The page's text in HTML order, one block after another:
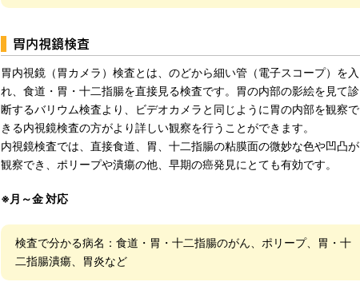
胃内視鏡検査
胃内視鏡（胃カメラ）検査とは、のどから細い管（電子スコープ）を入
れ、食道・胃・十二指腸を直接見る検査です。胃の内部の影絵を見て診
断するバリウム検査より、ビデオカメラと同じように胃の内部を観察で
きる内視鏡検査の方がより詳しい観察を行うことができます。
内視鏡検査では、直接食道、胃、十二指腸の粘膜面の微妙な色や凹凸が
観察でき、ポリープや潰瘍の他、早期の癌発見にとても有効です。
※月～金 対応
検査で分かる病名：食道・胃・十二指腸のがん、ポリープ、胃・十
二指腸潰瘍、胃炎など